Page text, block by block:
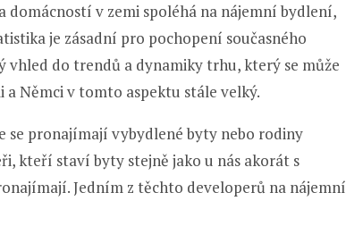
domácností v zemi spoléhá na nájemní bydlení,
je zásadní pro pochopení současného
do trendů a dynamiky trhu, který se může
Němci v tomto aspektu stále velký.
se pronajímají vybydlené byty nebo rodiny
kteří staví byty stejně jako u nás akorát s
Jedním z těchto developerů na nájemní